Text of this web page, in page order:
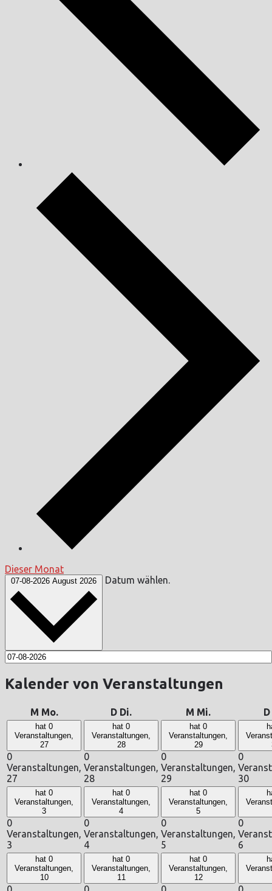
Dieser Monat
07-08-2026 August 2026 Datum wählen.
Kalender von Veranstaltungen
M Mo. D Di. M Mi. D
hat 0
Veranstaltungen,
27
0
Veranstaltungen,
27
hat 0
Veranstaltungen,
28
0
Veranstaltungen,
28
hat 0
Veranstaltungen,
29
0
Veranstaltungen,
29
0
30
hat 0
Veranstaltungen,
3
0
Veranstaltungen,
3
hat 0
Veranstaltungen,
4
0
Veranstaltungen,
4
hat 0
Veranstaltungen,
5
0
Veranstaltungen,
5
0
6
hat 0
Veranstaltungen,
10
hat 0
Veranstaltungen,
11
hat 0
Veranstaltungen,
12